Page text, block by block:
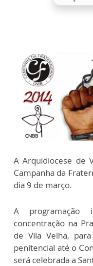
A Arquidiocese de
Campanha da
dia 9 de março.
A
concentração na
de Vila Velha,
penitencial até o
será celebrada a